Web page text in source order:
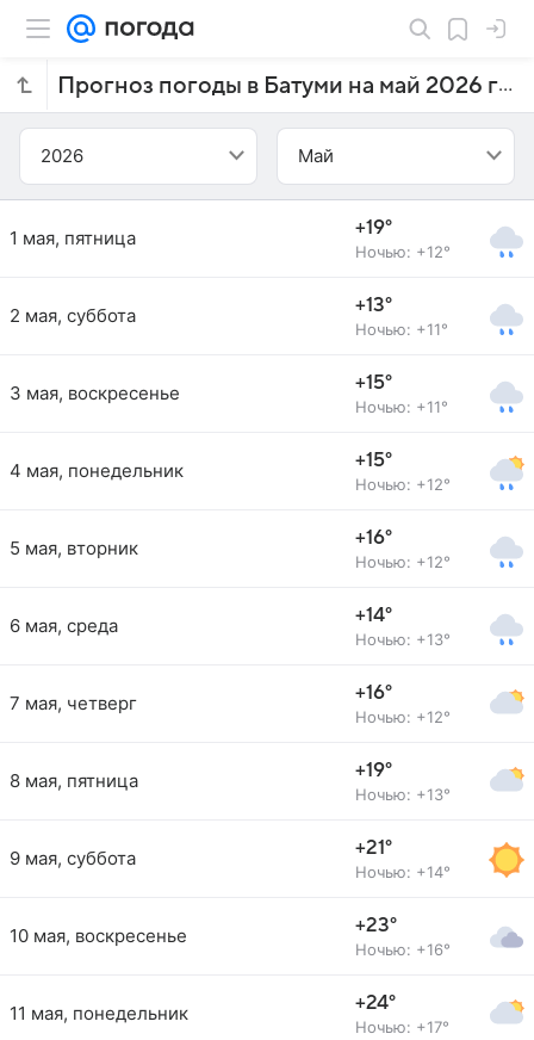
Прогноз погоды в Батуми на май 2026 года
2026 Май
1 мая, пятница +19°
Ночью: +12°
2 мая, суббота +13°
Ночью: +11°
3 мая, воскресенье +15°
Ночью: +11°
4 мая, понедельник +15°
Ночью: +12°
5 мая, вторник +16°
Ночью: +12°
6 мая, среда +14°
Ночью: +13°
7 мая, четверг +16°
Ночью: +12°
8 мая, пятница +19°
Ночью: +13°
9 мая, суббота +21°
Ночью: +14°
10 мая, воскресенье +23°
Ночью: +16°
11 мая, понедельник +24°
Ночью: +17°